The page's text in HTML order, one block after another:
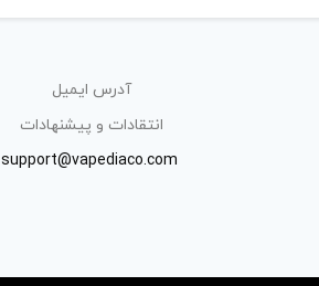
آدرس ایمیل
انتقادات و پیشنهادات
support@vapediaco.com